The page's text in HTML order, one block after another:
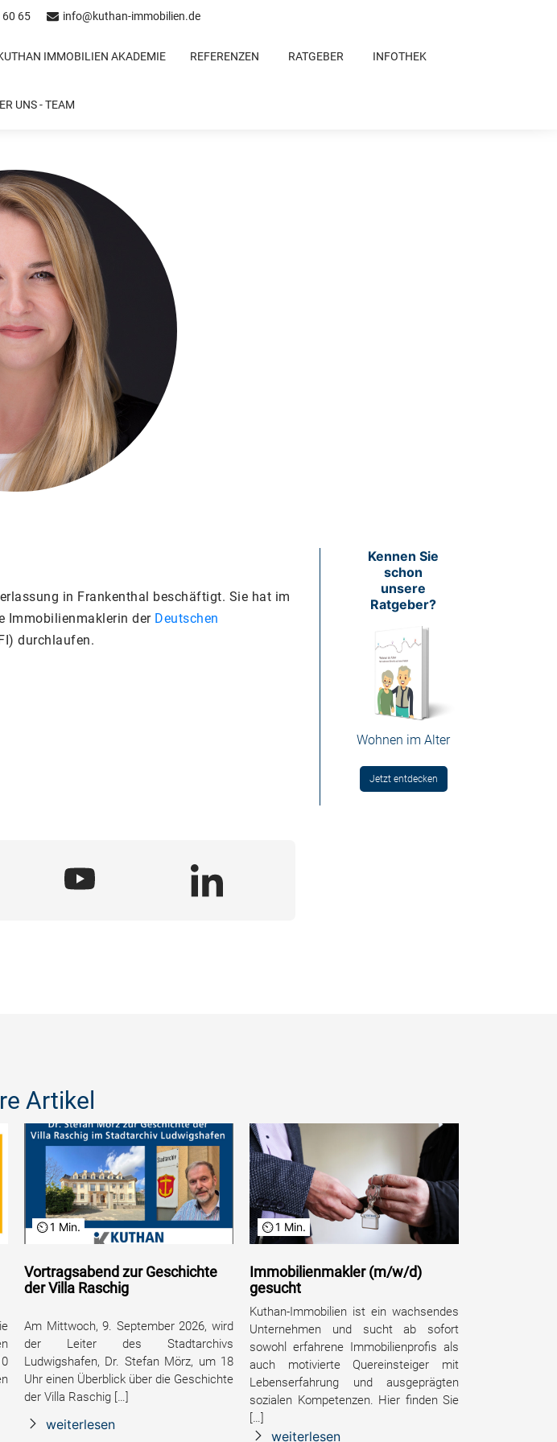
60 65 info@kuthan-immobilien.de
IMMOBILIEN AKADEMIE REFERENZEN RATGEBER INFOTHEK
UNS - TEAM
Diehl
in Frankenthal beschäftigt. Sie hat im
Immobilienmaklerin der Deutschen
durchlaufen.
Kennen Sie
schon
unsere
Ratgeber?
Wohnen im Alter
Jetzt entdecken
Artikel
1 Min.
Vortragsabend zur Geschichte
der Villa Raschig
Am Mittwoch, 9. September 2026, wird
der Leiter des Stadtarchivs
Ludwigshafen, Dr. Stefan Mörz, um 18
Uhr einen Überblick über die Geschichte
der Villa Raschig […]
weiterlesen
1 Min.
Immobilienmakler (m/w/d)
gesucht
Kuthan-Immobilien ist ein wachsendes
Unternehmen und sucht ab sofort
sowohl erfahrene Immobilienprofis als
auch motivierte Quereinsteiger mit
Lebenserfahrung und ausgeprägten
sozialen Kompetenzen. Hier finden Sie
[…]
weiterlesen